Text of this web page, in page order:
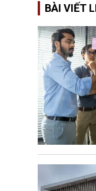
BÀI VIẾT